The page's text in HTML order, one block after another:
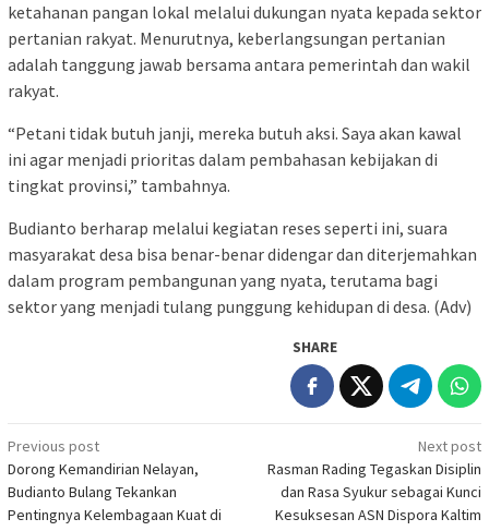
ketahanan pangan lokal melalui dukungan nyata kepada sektor
pertanian rakyat. Menurutnya, keberlangsungan pertanian
adalah tanggung jawab bersama antara pemerintah dan wakil
rakyat.
“Petani tidak butuh janji, mereka butuh aksi. Saya akan kawal
ini agar menjadi prioritas dalam pembahasan kebijakan di
tingkat provinsi,” tambahnya.
Budianto berharap melalui kegiatan reses seperti ini, suara
masyarakat desa bisa benar-benar didengar dan diterjemahkan
dalam program pembangunan yang nyata, terutama bagi
sektor yang menjadi tulang punggung kehidupan di desa. (Adv)
SHARE
Post
navigation
Previous post
Dorong Kemandirian Nelayan,
Budianto Bulang Tekankan
Pentingnya Kelembagaan Kuat di
Next post
Rasman Rading Tegaskan Disiplin
dan Rasa Syukur sebagai Kunci
Kesuksesan ASN Dispora Kaltim